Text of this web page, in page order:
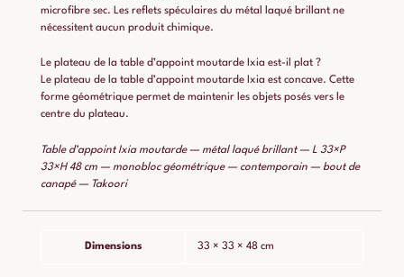
microfibre sec. Les reflets spéculaires du métal laqué brillant ne
nécessitent aucun produit chimique.
Le plateau de la table d’appoint moutarde Ixia est-il plat ?
Le plateau de la table d’appoint moutarde Ixia est concave. Cette
forme géométrique permet de maintenir les objets posés vers le
centre du plateau.
Table d’appoint Ixia moutarde — métal laqué brillant — L 33×P
33×H 48 cm — monobloc géométrique — contemporain — bout de
canapé — Takoori
Dimensions 33 × 33 × 48 cm